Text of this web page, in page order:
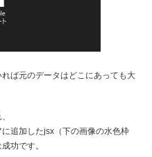
ば元のデータはどこにあっても大
追加したjsx（下の画像の水色枠
功です。